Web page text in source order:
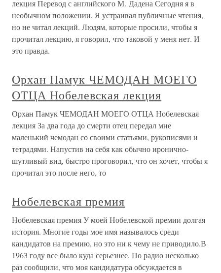
лекция Перевод с английского М. Дадена Сегодня я в
необычном положении. Я устраивал публичные чтения,
но не читал лекций. Людям, которые просили, чтобы я
прочитал лекцию, я говорил, что таковой у меня нет. И
это правда.
Орхан Памук ЧЕМОДАН МОЕГО
ОТЦА Нобелевская лекция
Орхан Памук ЧЕМОДАН МОЕГО ОТЦА Нобелевская
лекция За два года до смерти отец передал мне
маленький чемодан со своими статьями, рукописями и
тетрадями. Напустив на себя как обычно иронично-
шутливый вид, быстро проговорил, что он хочет, чтобы я
прочитал это после него, то
Нобелевская премия
Нобелевская премия У моей Нобелевской премии долгая
история. Многие годы мое имя называлось среди
кандидатов на премию, но это ни к чему не приводило.В
1963 году все было куда серьезнее. По радио несколько
раз сообщили, что моя кандидатура обсуждается в